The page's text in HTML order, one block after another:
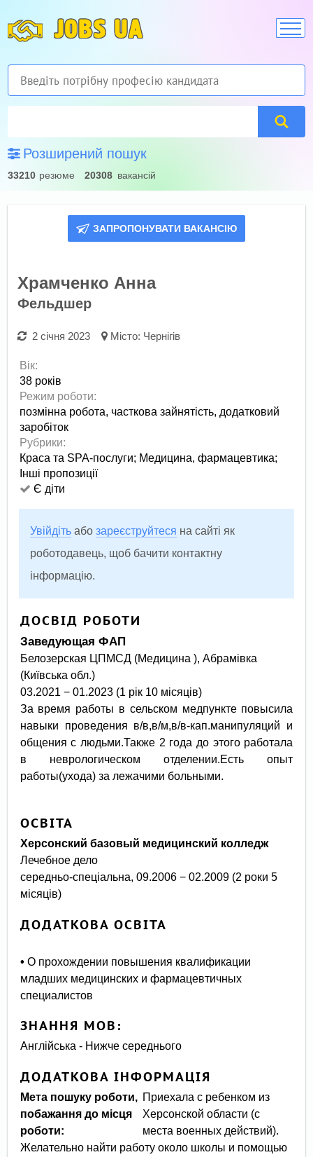
JOBS UA
Розширений пошук
33210 резюме 20308 вакансій
ЗАПРОПОНУВАТИ ВАКАНСІЮ
Храмченко Анна
Фельдшер
2 січня 2023 Місто: Чернігів
Вік:
38 років
Режим роботи:
позмінна робота, часткова зайнятість, додатковий
заробіток
Рубрики:
Краса та SPA-послуги; Медицина, фармацевтика;
Інші пропозиції
Є діти
Увійдіть абозареєструйтеся на сайті як
роботодавець, щоб бачити контактну
інформацію.
ДОСВІД РОБОТИ
Заведующая ФАП
Белозерская ЦПМСД (Медицина ), Абрамівка
(Київська обл.)
03.2021 − 01.2023 (1 рік 10 місяців)
За время работы в сельском медпункте повысила
навыки проведения в/в,в/м,в/в-кап.манипуляций и
общения с людьми.Также 2 года до этого работала
в неврологическом отделении.Есть опыт
работы(ухода) за лежачими больными.
ОСВІТА
Херсонский базовый медицинский колледж
Лечебное дело
середньо-спеціальна, 09.2006 − 02.2009 (2 роки 5
місяців)
ДОДАТКОВА ОСВІТА
• О прохождении повышения квалификации
младших медицинских и фармацевтичных
специалистов
ЗНАННЯ МОВ:
Англійська - Нижче середнього
ДОДАТКОВА ІНФОРМАЦІЯ
Мета пошуку роботи,
побажання до місця
роботи:
Приехала с ребенком из
Херсонской области (с
места военных действий).
Желательно найти работу около школы и помощью